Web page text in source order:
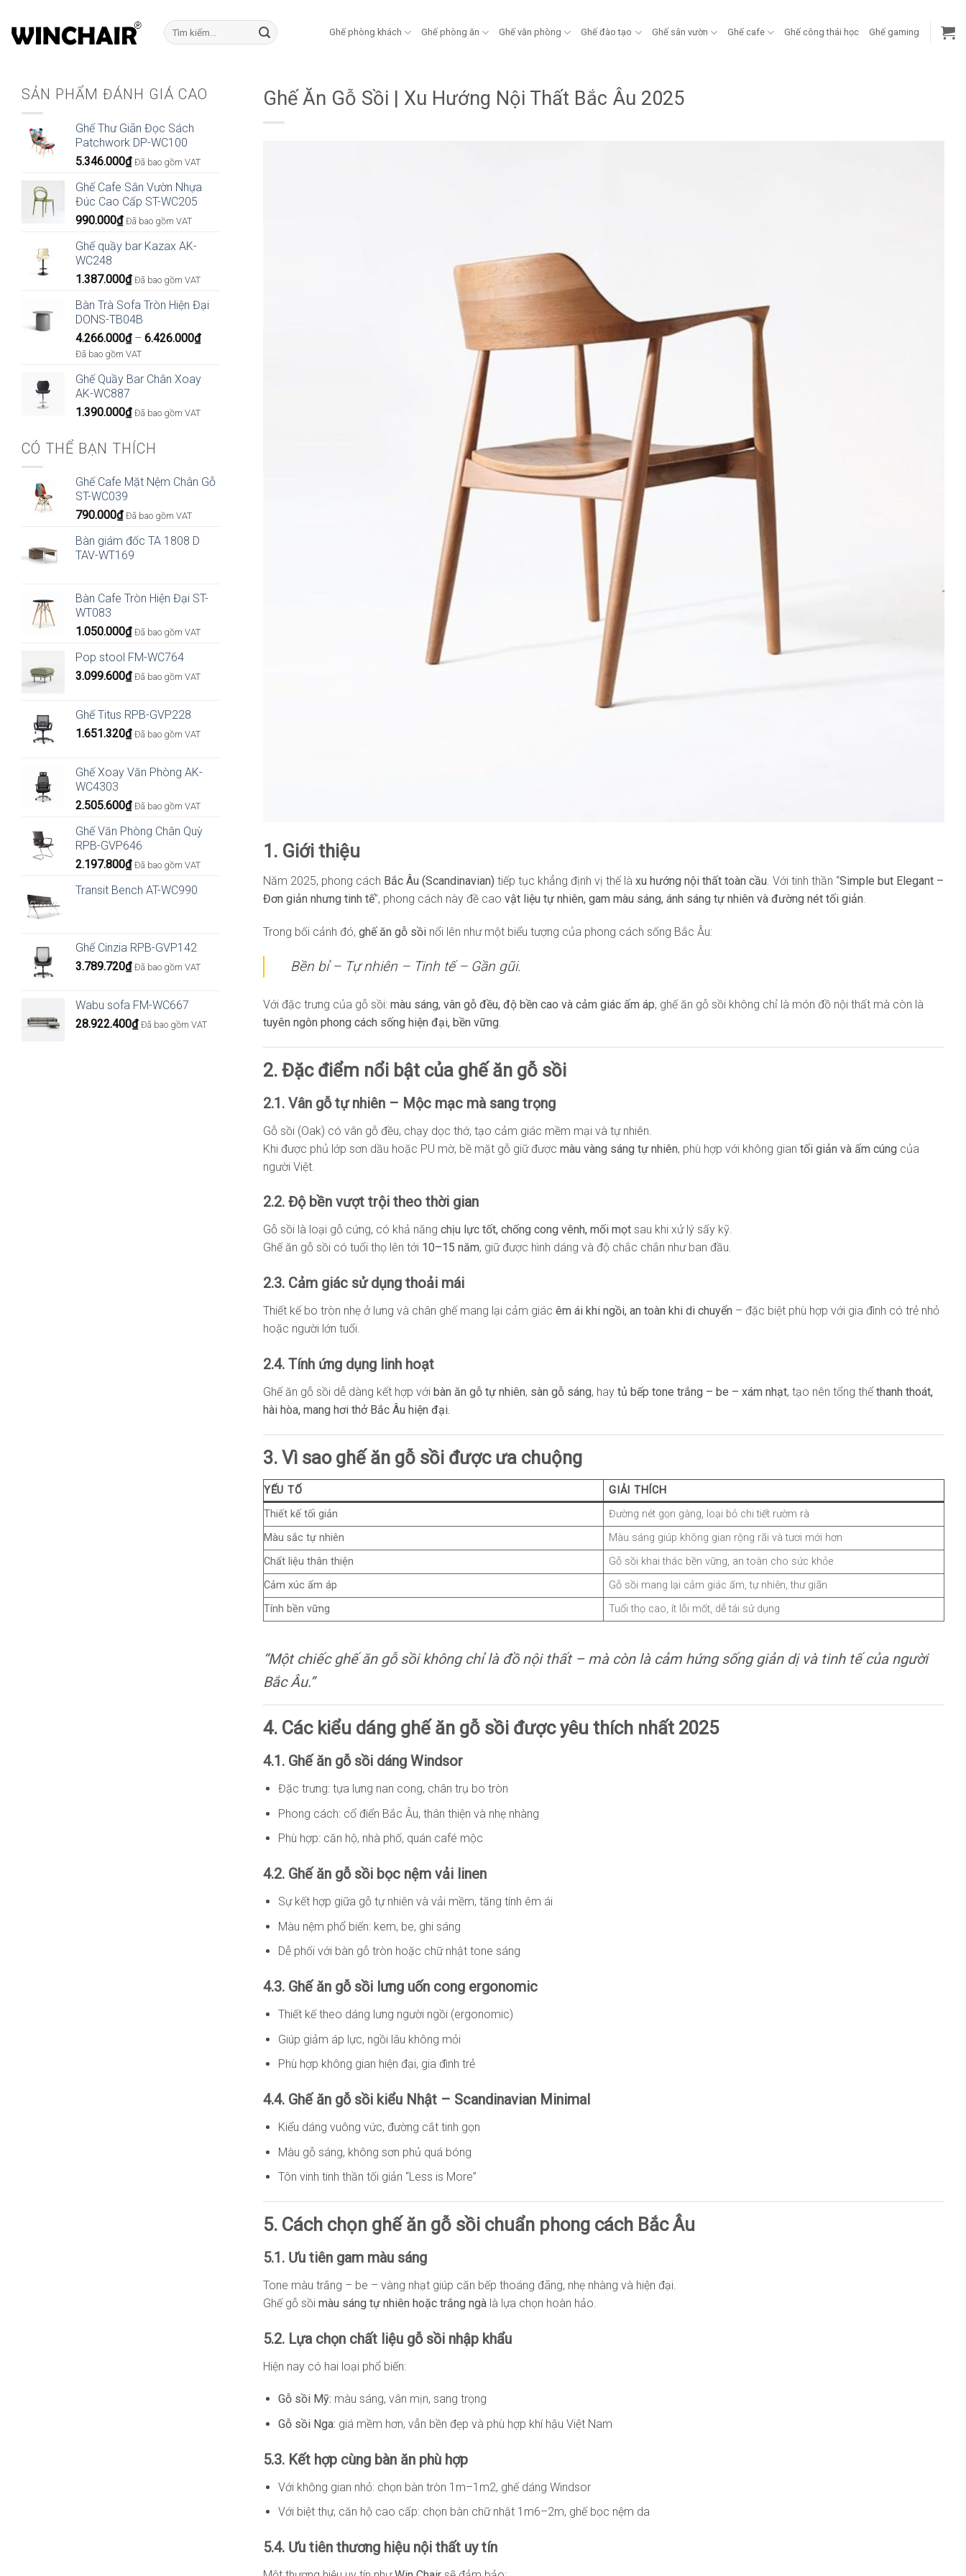
qua
Tìm
kiếm:
Ghế phòng khách Ghế phòng ăn Ghế văn phòng Ghế đào tạo Ghế sân vườn Ghế cafe Ghế công thái học Ghế gaming
SẢN PHẨM ĐÁNH GIÁ CAO
Ghế Thư Giãn Đọc Sách
Patchwork DP-WC100
5.346.000₫ Đã bao gồm VAT
Ghế Cafe Sân Vườn Nhựa
Đúc Cao Cấp ST-WC205
990.000₫ Đã bao gồm VAT
Ghế quầy bar Kazax AK-
WC248
1.387.000₫ Đã bao gồm VAT
Bàn Trà Sofa Tròn Hiện Đại
DONS-TB04B
4.266.000₫ – 6.426.000₫Khoảng
4.266.000₫
6.426.000₫
Đã bao gồm VAT
Ghế Quầy Bar Chân Xoay
AK-WC887
1.390.000₫ Đã bao gồm VAT
CÓ THỂ BẠN THÍCH
Ghế Cafe Mặt Nệm Chân Gỗ
ST-WC039
790.000₫ Đã bao gồm VAT
Bàn giám đốc TA 1808 D
TAV-WT169
Bàn Cafe Tròn Hiện Đại ST-
WT083
1.050.000₫ Đã bao gồm VAT
Pop stool FM-WC764
3.099.600₫ Đã bao gồm VAT
Ghế Titus RPB-GVP228
1.651.320₫ Đã bao gồm VAT
Ghế Xoay Văn Phòng AK-
WC4303
2.505.600₫ Đã bao gồm VAT
Ghế Văn Phòng Chân Quỳ
RPB-GVP646
2.197.800₫ Đã bao gồm VAT
Transit Bench AT-WC990
Ghế Cinzia RPB-GVP142
3.789.720₫ Đã bao gồm VAT
Wabu sofa FM-WC667
28.922.400₫ Đã bao gồm VAT
Ghế Ăn Gỗ Sồi | Xu Hướng Nội Thất Bắc Âu 2025
1. Giới thiệu
Năm 2025, phong cách Bắc Âu (Scandinavian) tiếp tục khẳng định vị thế là xu hướng nội thất toàn cầu. Với tinh thần “Simple but Elegant –
Đơn giản nhưng tinh tế”, phong cách này đề cao vật liệu tự nhiên, gam màu sáng, ánh sáng tự nhiên và đường nét tối giản.
Trong bối cảnh đó, ghế ăn gỗ sồi nổi lên như một biểu tượng của phong cách sống Bắc Âu:
Bền bỉ – Tự nhiên – Tinh tế – Gần gũi.
Với đặc trưng của gỗ sồi: màu sáng, vân gỗ đều, độ bền cao và cảm giác ấm áp, ghế ăn gỗ sồi không chỉ là món đồ nội thất mà còn là
tuyên ngôn phong cách sống hiện đại, bền vững.
2. Đặc điểm nổi bật của ghế ăn gỗ sồi
2.1. Vân gỗ tự nhiên – Mộc mạc mà sang trọng
Gỗ sồi (Oak) có vân gỗ đều, chạy dọc thớ, tạo cảm giác mềm mại và tự nhiên.
Khi được phủ lớp sơn dầu hoặc PU mờ, bề mặt gỗ giữ được màu vàng sáng tự nhiên, phù hợp với không gian tối giản và ấm cúng của
người Việt.
2.2. Độ bền vượt trội theo thời gian
Gỗ sồi là loại gỗ cứng, có khả năng chịu lực tốt, chống cong vênh, mối mọt sau khi xử lý sấy kỹ.
Ghế ăn gỗ sồi có tuổi thọ lên tới 10–15 năm, giữ được hình dáng và độ chắc chắn như ban đầu.
2.3. Cảm giác sử dụng thoải mái
Thiết kế bo tròn nhẹ ở lưng và chân ghế mang lại cảm giác êm ái khi ngồi, an toàn khi di chuyển – đặc biệt phù hợp với gia đình có trẻ nhỏ
hoặc người lớn tuổi.
2.4. Tính ứng dụng linh hoạt
Ghế ăn gỗ sồi dễ dàng kết hợp với bàn ăn gỗ tự nhiên, sàn gỗ sáng, hay tủ bếp tone trắng – be – xám nhạt, tạo nên tổng thểthanh thoát,
hài hòa, mang hơi thở Bắc Âu hiện đại.
3. Vì sao ghế ăn gỗ sồi được ưa chuộng
YẾU TỐ
GIẢI THÍCH
Thiết kế tối giản
Đường nét gọn gàng, loại bỏ chi tiết rườm rà
Màu sắc tự nhiên
Màu sáng giúp không gian rộng rãi và tươi mới hơn
Chất liệu thân thiện
Gỗ sồi khai thác bền vững, an toàn cho sức khỏe
Cảm xúc ấm áp
Gỗ sồi mang lại cảm giác ấm, tự nhiên, thư giãn
Tính bền vững
Tuổi thọ cao, ít lỗi mốt, dễ tái sử dụng
“Một chiếc ghế ăn gỗ sồi không chỉ là đồ nội thất – mà còn là cảm hứng sống giản dị và tinh tế của người
Bắc Âu.”
4. Các kiểu dáng ghế ăn gỗ sồi được yêu thích nhất 2025
4.1. Ghế ăn gỗ sồi dáng Windsor
Đặc trưng: tựa lưng nan cong, chân trụ bo tròn
Phong cách: cổ điển Bắc Âu, thân thiện và nhẹ nhàng
Phù hợp: căn hộ, nhà phố, quán café mộc
4.2. Ghế ăn gỗ sồi bọc nệm vải linen
Sự kết hợp giữa gỗ tự nhiên và vải mềm, tăng tính êm ái
Màu nệm phổ biến: kem, be, ghi sáng
Dễ phối với bàn gỗ tròn hoặc chữ nhật tone sáng
4.3. Ghế ăn gỗ sồi lưng uốn cong ergonomic
Thiết kế theo dáng lưng người ngồi (ergonomic)
Giúp giảm áp lực, ngồi lâu không mỏi
Phù hợp không gian hiện đại, gia đình trẻ
4.4. Ghế ăn gỗ sồi kiểu Nhật – Scandinavian Minimal
Kiểu dáng vuông vức, đường cắt tinh gọn
Màu gỗ sáng, không sơn phủ quá bóng
Tôn vinh tinh thần tối giản “Less is More”
5. Cách chọn ghế ăn gỗ sồi chuẩn phong cách Bắc Âu
5.1. Ưu tiên gam màu sáng
Tone màu trắng – be – vàng nhạt giúp căn bếp thoáng đãng, nhẹ nhàng và hiện đại.
Ghế gỗ sồi màu sáng tự nhiên hoặc trắng ngà là lựa chọn hoàn hảo.
5.2. Lựa chọn chất liệu gỗ sồi nhập khẩu
Hiện nay có hai loại phổ biến:
Gỗ sồi Mỹ: màu sáng, vân mịn, sang trọng
Gỗ sồi Nga: giá mềm hơn, vẫn bền đẹp và phù hợp khí hậu Việt Nam
5.3. Kết hợp cùng bàn ăn phù hợp
Với không gian nhỏ: chọn bàn tròn 1m–1m2, ghế dáng Windsor
Với biệt thự, căn hộ cao cấp: chọn bàn chữ nhật 1m6–2m, ghế bọc nệm da
5.4. Ưu tiên thương hiệu nội thất uy tín